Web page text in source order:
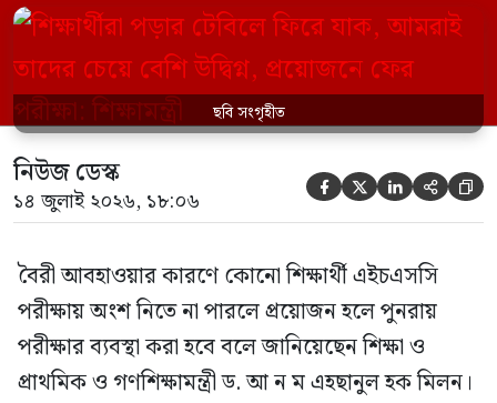
তিনি শিক্ষার্থীদের আন্দোলন না করে পড়াশোনায়
মনোযোগ দেওয়ার আহ্বান জানিয়ে বলেন,
সরকার পরিস্থিতি নিবিড়ভাবে পর্যবেক্ষণ করছে
এবং পরীক্ষার্থীদের স্বার্থ রক্ষায় প্রয়োজনীয় সব
পদক্ষেপ […]
ছবি সংগৃহীত
নিউজ ডেস্ক
১৪ জুলাই ২০২৬, ১৮:০৬     
বৈরী আবহাওয়ার কারণে কোনো শিক্ষার্থী এইচএসসি
পরীক্ষায় অংশ নিতে না পারলে প্রয়োজন হলে পুনরায়
পরীক্ষার ব্যবস্থা করা হবে বলে জানিয়েছেন শিক্ষা ও
প্রাথমিক ও গণশিক্ষামন্ত্রী ড. আ ন ম এহছানুল হক মিলন।